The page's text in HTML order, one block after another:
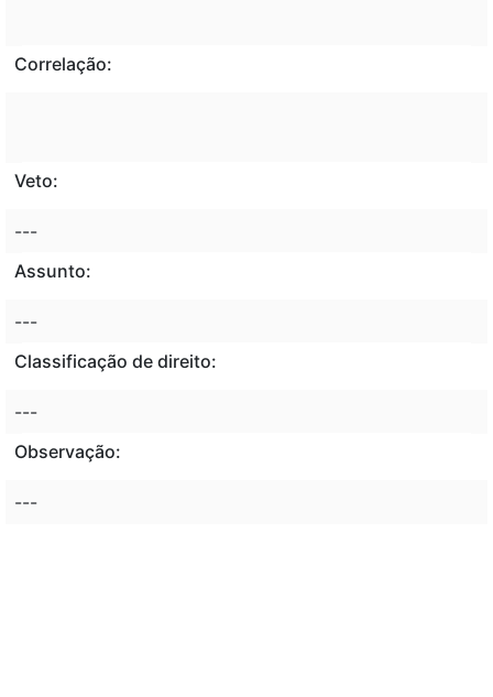
Correlação:
Veto:
---
Assunto:
---
Classificação de direito:
---
Observação:
---